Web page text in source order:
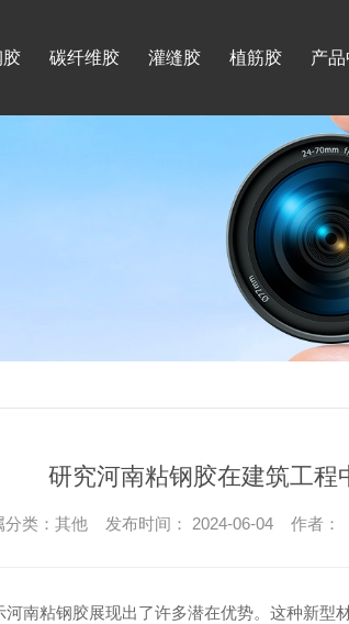
胶 碳纤维胶 灌缝胶 植筋胶 产
研究河南粘钢胶在建筑工程
分类：其他 发布时间： 2024-06-04 作者：
南粘钢胶展现出了许多潜在优势。这种新型